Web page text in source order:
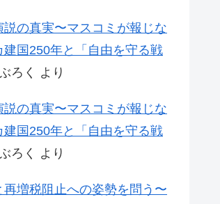
説の真実〜マスコミが報じな
建国250年と「自由を守る戦
ろく より
説の真実〜マスコミが報じな
建国250年と「自由を守る戦
ろく より
再増税阻止への姿勢を問う〜